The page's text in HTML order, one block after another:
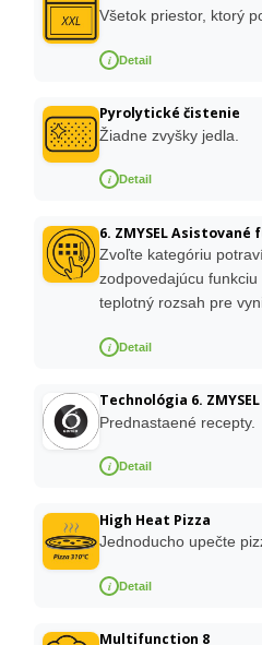
Všetok priestor, ktorý
i Detail
Pyrolytické čistenie
Žiadne zvyšky jedla.
i Detail
6. ZMYSEL Asistované
Zvoľte kategóriu
zodpovedajúcu
teplotný rozsah pre
i Detail
Technológia 6. ZMYSEL
Prednastaené recepty.
i Detail
High Heat Pizza
Jednoducho upečte
i Detail
Multifunction 8